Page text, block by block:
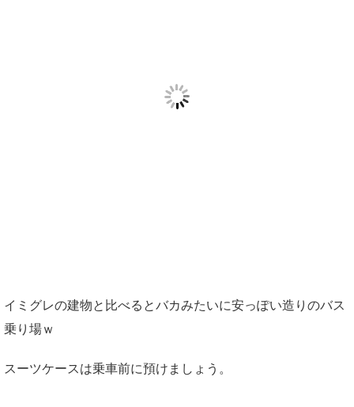
イミグレの建物と比べるとバカみたいに安っぽい造りのバス
乗り場ｗ
スーツケースは乗車前に預けましょう。